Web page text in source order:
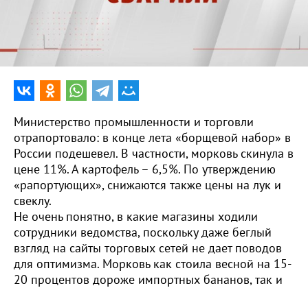
Министерство промышленности и торговли
отрапортовало: в конце лета «борщевой набор» в
России подешевел. В частности, морковь скинула в
цене 11%. А картофель – 6,5%. По утверждению
«рапортующих», снижаются также цены на лук и
свеклу.
Не очень понятно, в какие магазины ходили
сотрудники ведомства, поскольку даже беглый
взгляд на сайты торговых сетей не дает поводов
для оптимизма. Морковь как стоила весной на 15-
20 процентов дороже импортных бананов, так и